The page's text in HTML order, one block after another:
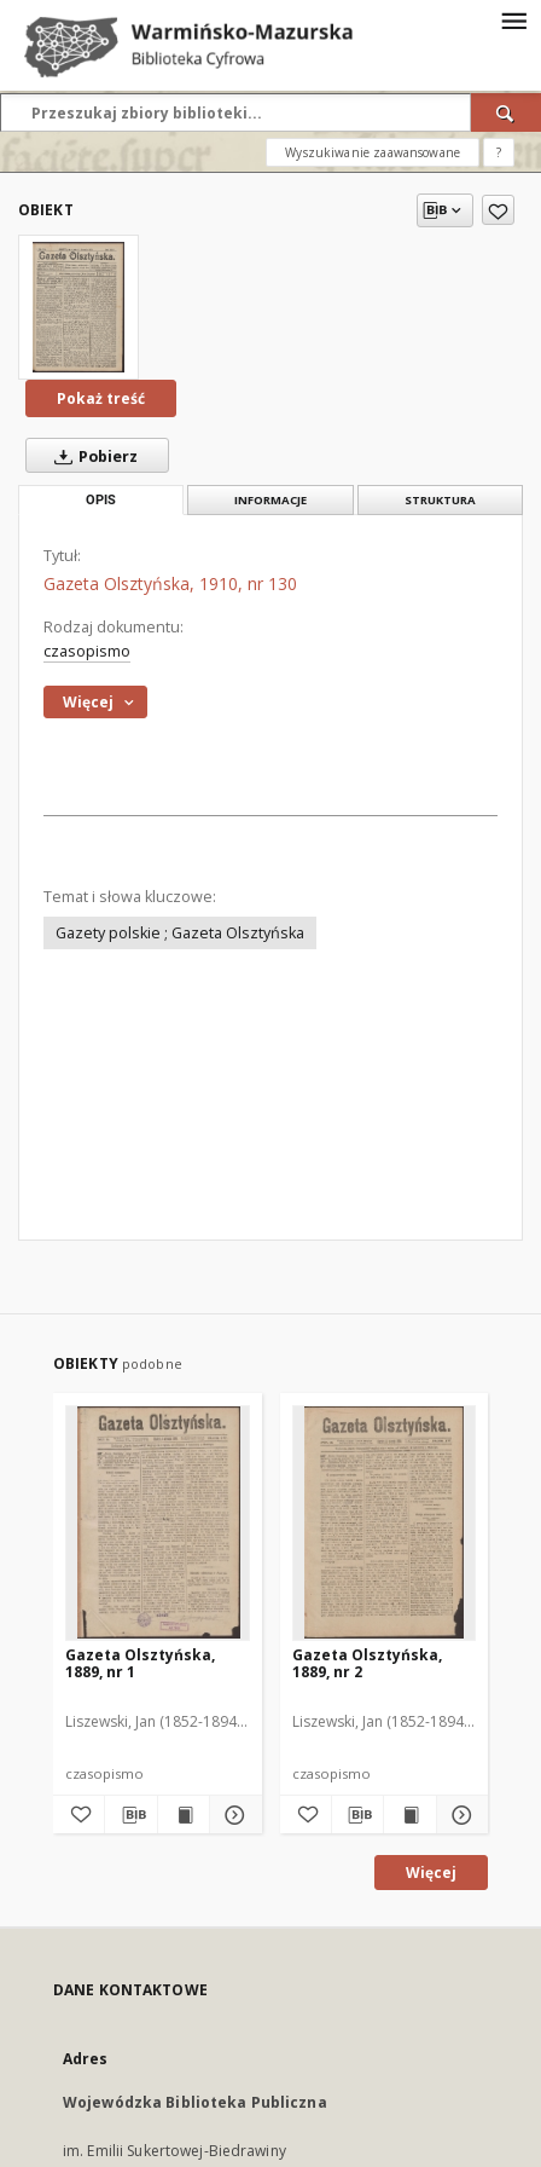
Wyszukiwanie zaawansowane ?
OBIEKT
Pokaż treść
Pobierz
OPIS INFORMACJE STRUKTURA
Tytuł:
Gazeta Olsztyńska, 1910, nr 130
Rodzaj dokumentu:
czasopismo
Więcej
Temat i słowa kluczowe:
Gazety polskie ; Gazeta Olsztyńska
OBIEKTY podobne
Gazeta Olsztyńska,
1889, nr 1
Liszewski, Jan (1852-1894). Red.
czasopismo
Gazeta Olsztyńska,
1889, nr 2
Liszewski, Jan (1852-1894). Red.
czasopismo
Więcej
DANE KONTAKTOWE
Adres
Wojewódzka Biblioteka Publiczna
im. Emilii Sukertowej-Biedrawiny